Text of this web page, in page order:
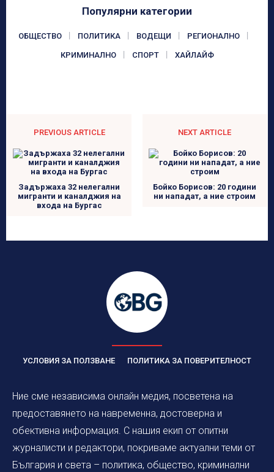
Популярни категории
ОБЩЕСТВО ПОЛИТИКА ВОДЕЩИ РЕГИОНАЛНО
КРИМИНАЛНО СПОРТ ХАЙЛАЙФ
PREVIOUS ARTICLE
Задържаха 32 нелегални
мигранти и каналджия на
входа на Бургас
NEXT ARTICLE
Бойко Борисов: 20 години
ни нападат, а ние строим
УСЛОВИЯ ЗА ПОЛЗВАНЕ ПОЛИТИКА ЗА ПОВЕРИТЕЛНОСТ
Ние сме независима онлайн медия, посветена на
предоставянето на навременна, достоверна и
обективна информация. С нашия екип от опитни
журналисти и редактори, покриваме актуални теми от
България и света – политика, общество, криминални